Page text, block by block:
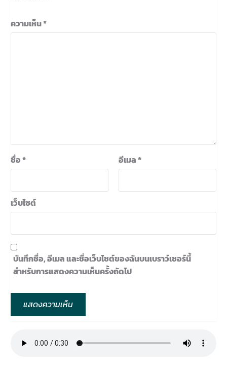
ความเห็น*
ชื่อ* อีเมล*
เว็บไซต์
บันทึกชื่อ, อีเมล และชื่อเว็บไซต์ของฉันบนเบราว์เซอร์นี้
สำหรับการแสดงความเห็นครั้งถัดไป